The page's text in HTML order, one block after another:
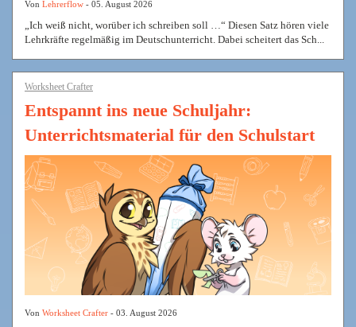
Von Lehrerflow - 05. August 2026
„Ich weiß nicht, worüber ich schreiben soll …“ Diesen Satz hören viele
Lehrkräfte regelmäßig im Deutschunterricht. Dabei scheitert das Sch...
Worksheet Crafter
Entspannt ins neue Schuljahr:
Unterrichtsmaterial für den Schulstart
Von Worksheet Crafter - 03. August 2026